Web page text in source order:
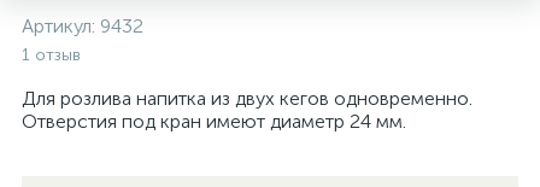
Артикул: 9432
1 отзыв
Для розлива напитка из двух кегов одновременно.
Отверстия под кран имеют диаметр 24 мм.